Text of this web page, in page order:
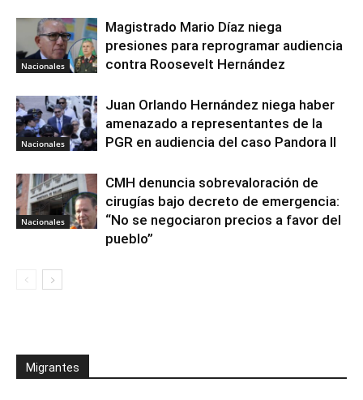
Nacionales
Magistrado Mario Díaz niega
presiones para reprogramar audiencia
contra Roosevelt Hernández
Nacionales
Juan Orlando Hernández niega haber
amenazado a representantes de la
PGR en audiencia del caso Pandora II
Nacionales
CMH denuncia sobrevaloración de
cirugías bajo decreto de emergencia:
“No se negociaron precios a favor del
pueblo”
Migrantes